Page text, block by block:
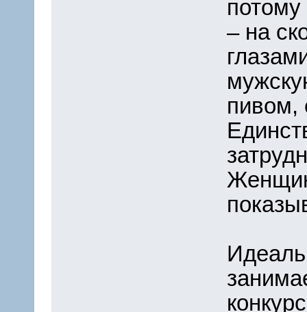
потому
– на
пивом,